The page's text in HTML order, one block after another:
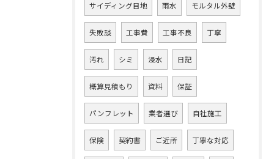
サイディング目地 雨水 モルタル外壁
失敗談 工事費 工事不良 丁寧
汚れ シミ 浸水 日記
概算見積もり 資料 保証
パンフレット 業者選び 自社施工
保険 契約書 ご近所 丁寧な対応